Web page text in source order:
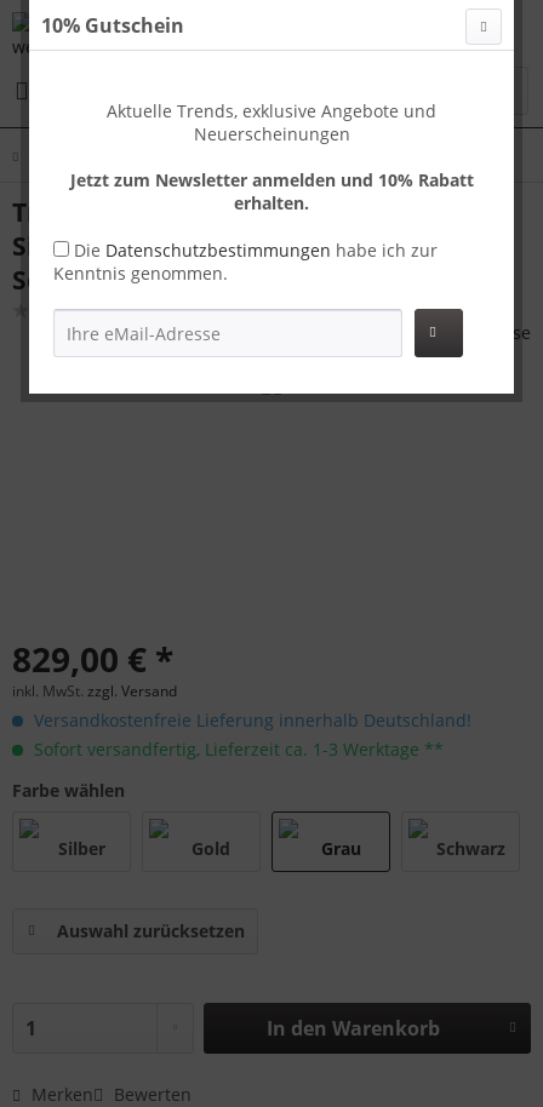
Travelhouse Tokyo Kofferset S+M+L
Silber | Aluminium-Hartschale | TSA-
Schloss, Aluminiumrahmen
829,00 € *
inkl. MwSt. zzgl. Versand
Versandkostenfreie Lieferung innerhalb Deutschland!
Sofort versandfertig, Lieferzeit ca. 1-3 Werktage **
Farbe wählen
Auswahl zurücksetzen
In den Warenkorb
Merken Bewerten
10% Gutschein
Aktuelle Trends, exklusive Angebote und
Neuerscheinungen
Jetzt zum Newsletter anmelden und 10% Rabatt
erhalten.
Die Datenschutzbestimmungen habe ich zur
Kenntnis genommen.